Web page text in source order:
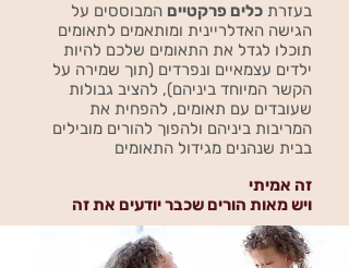
בעזרת כלים פרקטיים המבוססים על
הגישה האדלריינית ומותאמים לתאומים
תוכלו לגדל את התאומים שלכם להיות
ילדים עצמאיים ונפרדים (תוך שמירה על
הקשר המיוחד ביניהם), להציב גבולות
שעובדים עם תאומים, להפחית את
המריבות ביניהם ולהפוך להורים מובילים
בבית שנהנים מגידול התאומים
זה אמיתי
ויש מאות הורים שכבר יודעים את זה